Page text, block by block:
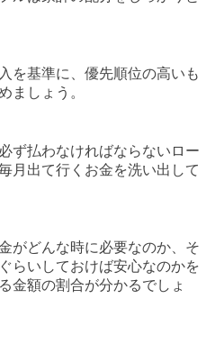
を基準に、優先順位の高いも
ましょう。
ず払わなければならないロー
月出て行くお金を洗い出して
がどんな時に必要なのか、そ
らいしておけば安心なのかを
金額の割合が分かるでしょ